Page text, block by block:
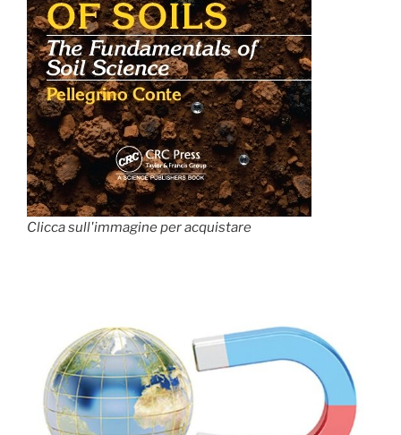
Clicca sull'immagine per acquistare